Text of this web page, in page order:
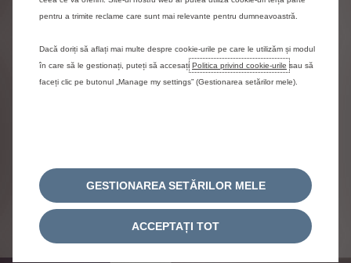
Citroën
Télécharger my
Citroën
VÉHICULE ET L'ASSISTANCE
pentru a trimite reclame care sunt mai relevante pentru dumneavoastră.
Dacă doriți să aflați mai multe despre cookie-urile pe care le utilizăm și modul
în care să le gestionați, puteți să accesați Politica privind cookie-urile sau să
faceți clic pe butonul „Manage my settings” (Gestionarea setărilor mele).
GESTIONAREA SETĂRILOR MELE
ACCEPTAȚI TOT